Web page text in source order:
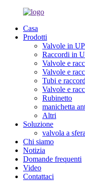
Casa
Prodotti
Valvole in
Raccordi in
Valvole e
Valvole e
Tubi e
Valvole e
Rubinetto
manichetta
Altri
Soluzione
valvola a
Chi siamo
Notizia
Domande frequenti
Video
Contattaci